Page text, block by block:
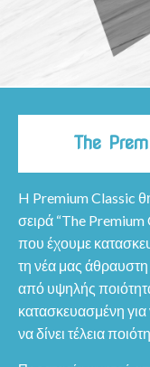
The
H Premium Classic
σειρά “The Premium
που έχουμε
τη νέα μας
από υψηλής
κατασκευασμένη για
να δίνει τέλεια